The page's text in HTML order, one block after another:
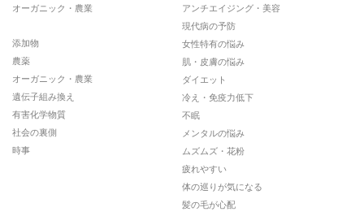
オーガニック・農業
添加物
農薬
オーガニック・農業
遺伝子組み換え
有害化学物質
社会の裏側
時事
アンチエイジング・美容
現代病の予防
女性特有の悩み
肌・皮膚の悩み
ダイエット
冷え・免疫力低下
不眠
メンタルの悩み
ムズムズ・花粉
疲れやすい
体の巡りが気になる
髪の毛が心配